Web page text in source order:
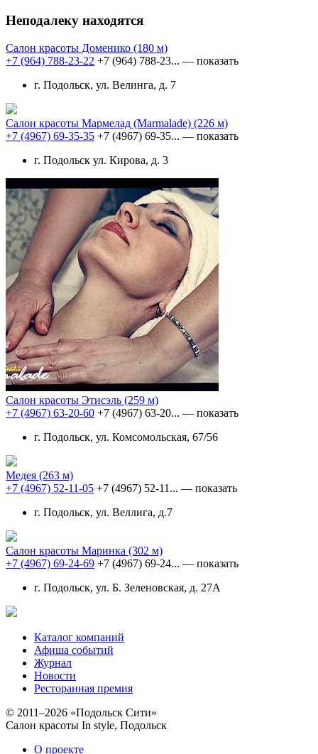
Неподалеку находятся
Салон красоты Доменико (180 м)
+7 (964) 788-23-22 +7 (964) 788-23... — показать
г. Подольск, ул. Велинга, д. 7
Салон красоты Мармелад (Marmalade) (226 м)
+7 (4967) 69-35-35 +7 (4967) 69-35... — показать
г. Подольск ул. Кирова, д. 3
Салон красоты Этисэль (259 м)
+7 (4967) 63-20-60 +7 (4967) 63-20... — показать
г. Подольск, ул. Комсомольская, 67/56
Медея (263 м)
+7 (4967) 52-11-05 +7 (4967) 52-11... — показать
г. Подольск, ул. Веллига, д.7
Салон красоты Маринка (302 м)
+7 (4967) 69-24-69 +7 (4967) 69-24... — показать
г. Подольск, ул. Б. Зеленовская, д. 27А
Каталог компаний
Афиша событий
Журнал
Новости
Ресторанная премия
© 2011–2026 «Подольск Сити»
Салон красоты In style, Подольск
О проекте